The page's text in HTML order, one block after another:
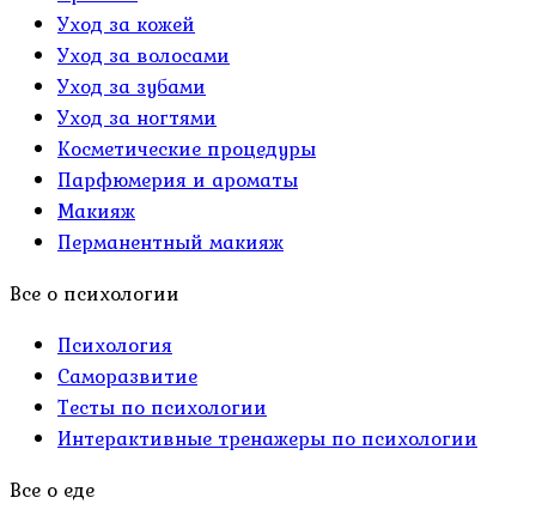
Уход за кожей
Уход за волосами
Уход за зубами
Уход за ногтями
Косметические процедуры
Парфюмерия и ароматы
Макияж
Перманентный макияж
Все о психологии
Психология
Саморазвитие
Тесты по психологии
Интерактивные тренажеры по психологии
Все о еде